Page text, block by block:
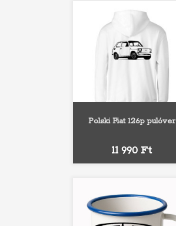
Polski Fiat 126p pulóver
Ár
11 990 Ft